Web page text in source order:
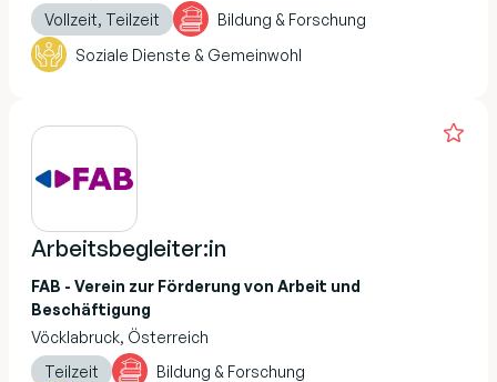
Vollzeit, Teilzeit
Bildung & Forschung
Soziale Dienste & Gemeinwohl
Arbeitsbegleiter:in
FAB - Verein zur Förderung von Arbeit und
Beschäftigung
Vöcklabruck, Österreich
Teilzeit
Bildung & Forschung